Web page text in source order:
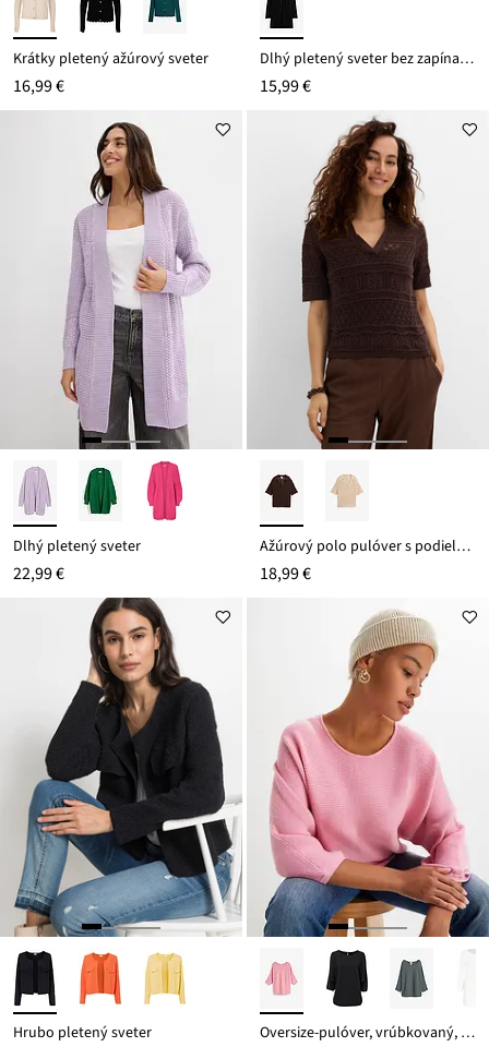
Krátky pletený ažúrový sveter
16,99 €
Dlhý pletený sveter bez zapínania
15,99 €
Dlhý pletený sveter
22,99 €
Ažúrový polo pulóver s podielom bavlny
18,99 €
Hrubo pletený sveter Oversize-pulóver, vrúbkovaný, z viskózového mixu